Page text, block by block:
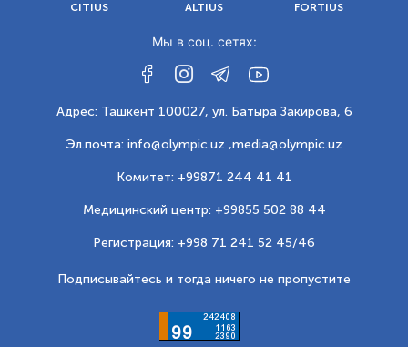
CITIUS ALTIUS FORTIUS
Мы в соц. сетях:
Адрес: Ташкент 100027, ул. Батыра Закирова, 6
Эл.почта: info@olympic.uz ,media@olympic.uz
Комитет: +99871 244 41 41
Медицинский центр: +99855 502 88 44
Регистрация: +998 71 241 52 45/46
Подписывайтесь и тогда ничего не пропустите